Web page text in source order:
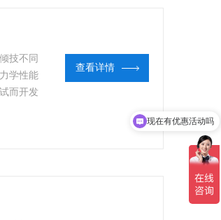
技不同
学性能
而开发
查看详情
现在有优惠活动吗